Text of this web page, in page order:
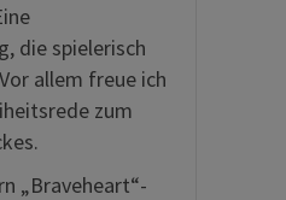
die spielerisch
allem freue ich
zum
„Braveheart“-